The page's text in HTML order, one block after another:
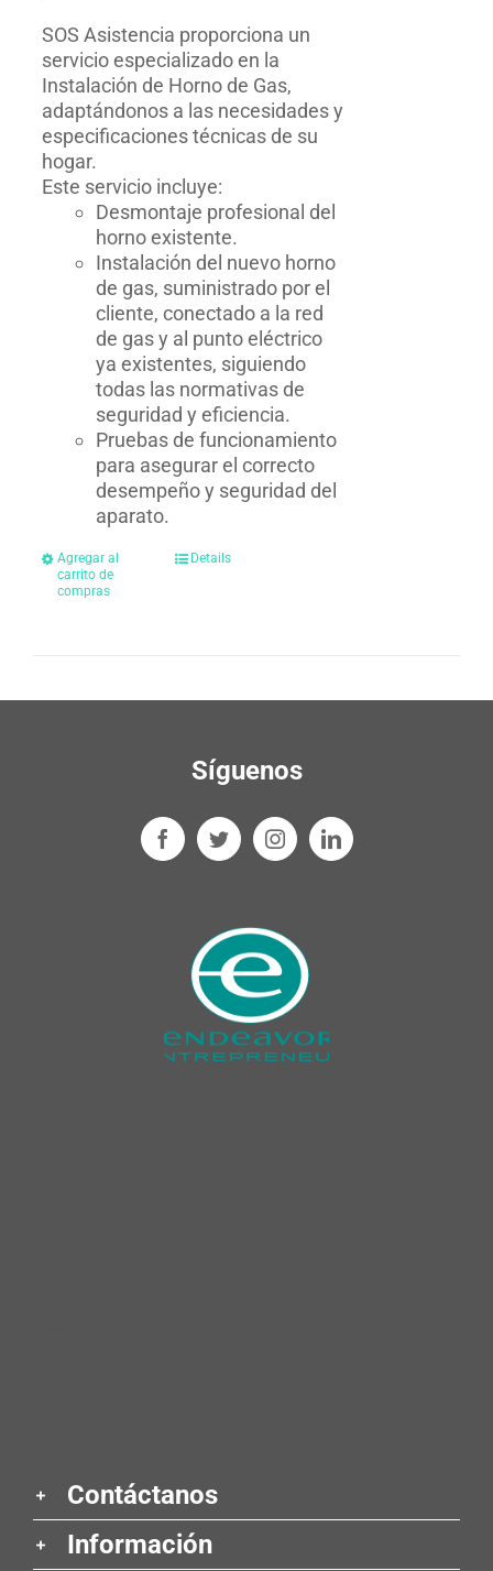
SOS Asistencia proporciona un
servicio especializado en la
Instalación de Horno de Gas,
adaptándonos a las necesidades y
especificaciones técnicas de su
hogar.
Este servicio incluye:
Desmontaje profesional del
horno existente.
Instalación del nuevo horno
de gas, suministrado por el
cliente, conectado a la red
de gas y al punto eléctrico
ya existentes, siguiendo
todas las normativas de
seguridad y eficiencia.
Pruebas de funcionamiento
para asegurar el correcto
desempeño y seguridad del
aparato.
Agregar al
carrito de
compras
Details
Síguenos
Contáctanos
Información